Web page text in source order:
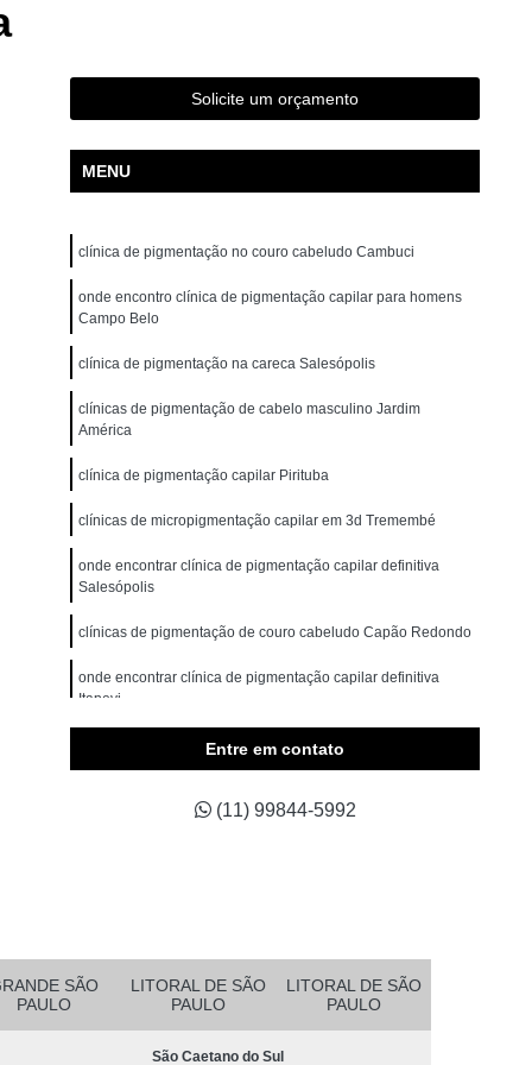
para Iniciantes Rio Grande da Serra
Curso de Pigmentação Capilar Ribeirão Pires
Capilar São Caetano do Sul
Micropigmentação Santo André
Capilar São Bernardo do Campo
Presencial Mauá
Micropigmentação Capilar 3d
Micropigmentação Capilar em 3d
Micropigmentação Capilar para Calvície
Micropigmentação Cabelo Feminino
Micropigmentação Cabelo Masculino
Micropigmentação Capilar 4d
Micropigmentação Capilar Cabelo Grande
Testa
Micropigmentação Capilar Realista
Micropigmentação de Cabelo 3d
Micropigmentação Masculina Cabelo
Barba Fio a Fio Rio Grande da Serra
do Sul
Micropigmentação em Barba Mauá
Solicite um orçamento
MENU
clínica de pigmentação no couro cabeludo Cambuci
onde encontro clínica de pigmentação capilar para homens
Campo Belo
clínica de pigmentação na careca Salesópolis
clínicas de pigmentação de cabelo masculino Jardim
América
clínica de pigmentação capilar Pirituba
clínicas de micropigmentação capilar em 3d Tremembé
onde encontrar clínica de pigmentação capilar definitiva
Salesópolis
clínicas de pigmentação de couro cabeludo Capão Redondo
onde encontrar clínica de pigmentação capilar definitiva
Itapevi
clínica de pigmentação de cabelo masculino em sp
Entre em contato
(11) 99844-5992
SÃO
PAULO
LITORAL DE SÃO
PAULO
LITORAL DE SÃO
PAULO
São Caetano do Sul